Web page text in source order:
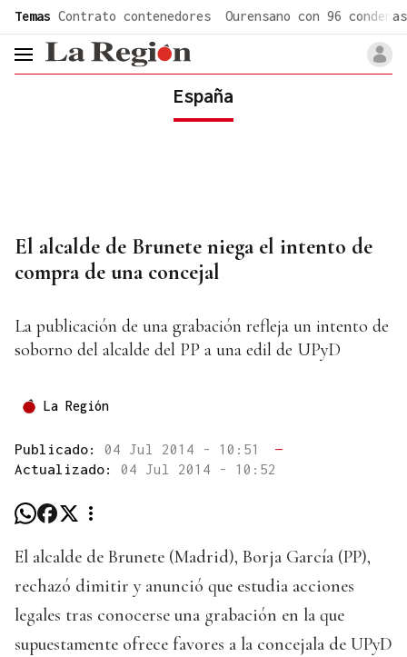
Temas Contrato contenedores Ourensano con 96 condenas
header.menu.open
España
El alcalde de Brunete niega el intento de
compra de una concejal
La publicación de una grabación refleja un intento de
soborno del alcalde del PP a una edil de UPyD
La Región
Publicado: 04 Jul 2014 - 10:51
—
Actualizado: 04 Jul 2014 - 10:52
El alcalde de Brunete (Madrid), Borja García (PP),
rechazó dimitir y anunció que estudia acciones
legales tras conocerse una grabación en la que
supuestamente ofrece favores a la concejala de UPyD